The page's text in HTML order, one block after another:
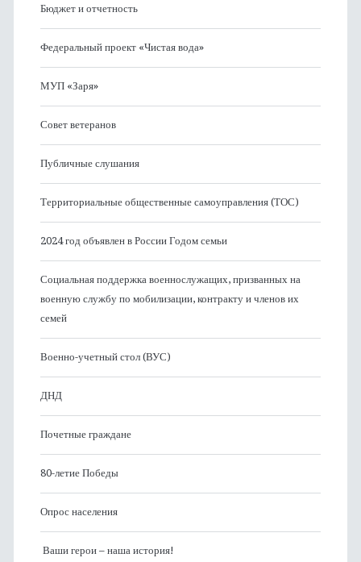
Бюджет и отчетность
Федеральный проект «Чистая вода»
МУП «Заря»
Совет ветеранов
Публичные слушания
Территориальные общественные самоуправления (ТОС)
2024 год объявлен в России Годом семьи
Социальная поддержка военнослужащих, призванных на
военную службу по мобилизации, контракту и членов их
семей
Военно-учетный стол (ВУС)
ДНД
Почетные граждане
80-летие Победы
Опрос населения
Ваши герои – наша история!